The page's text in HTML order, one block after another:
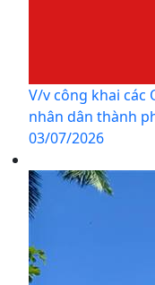
V/v công khai các
nhân dân thành
03/07/2026